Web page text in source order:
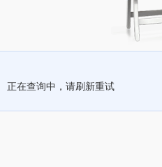
正在查询中，请刷新重试